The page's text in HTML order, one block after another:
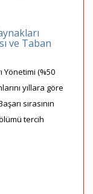
ve Taban
(%50
yıllara göre
sırasının
tercih